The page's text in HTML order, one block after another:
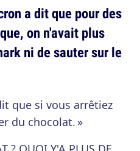
a dit que pour des
on n'avait plus
ni de sauter sur le
que si vous arrêtiez
du chocolat. »